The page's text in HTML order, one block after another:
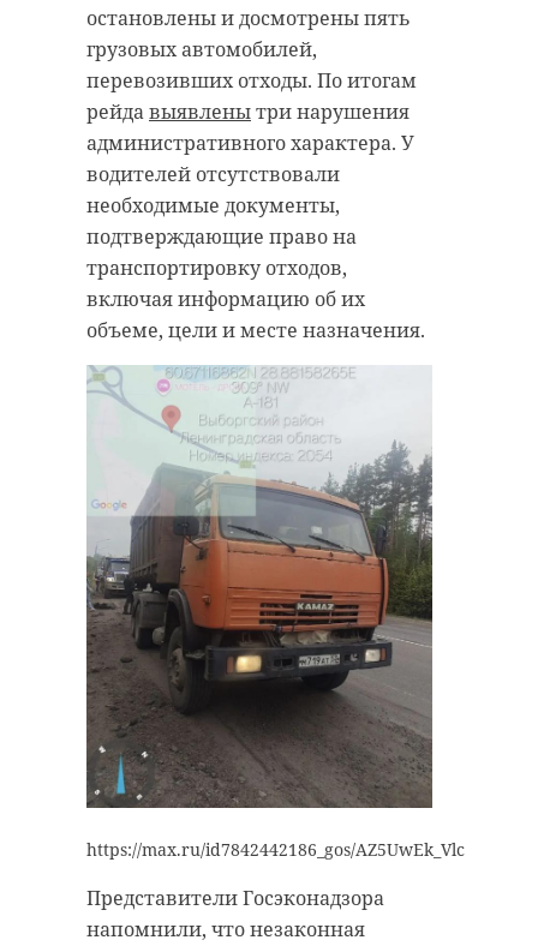
остановлены и досмотрены пять
грузовых автомобилей,
перевозивших отходы. По итогам
рейдавыявленытри нарушения
административного характера. У
водителей отсутствовали
необходимые документы,
подтверждающие право на
транспортировку отходов,
включая информацию об их
объеме, цели и месте назначения.
https://max.ru/id7842442186_gos/AZ5UwEk_Vlc
Представители Госэконадзора
напомнили, что незаконная
РЕКОМЕНДУЕМ
В Ленобласти
объявлена
опасность БПЛА
26 марта, 18:24
области
объявили об
угрозе с в ...
водоемах, а также повреждений
линий электропередач,
трансформаторных подстанций и
средств связи.
Главное управление МЧС России
по Ленинградской области
призываетжителей региона
воздержаться от посещения
лесных массивов и водных
объектов. Родителям
рекомендуется не оставлять детей
без присмотра.
https://dzen.ru/a/ZX8rUG_RYU_P8tV3
прогноз погоды
погода в ленобласти
Поделиться статьей: